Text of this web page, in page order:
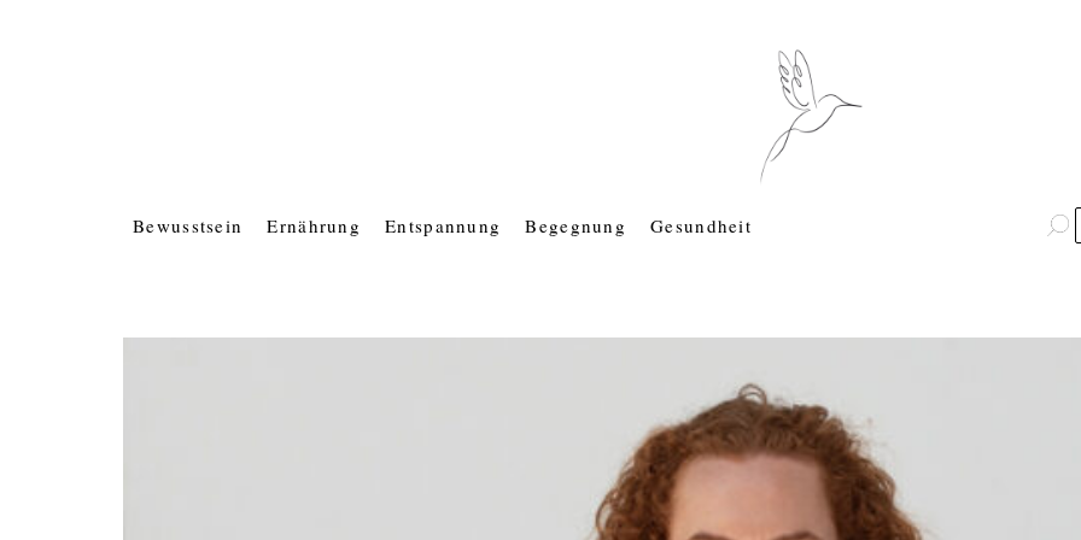
Bewusstsein Ernährung Entspannung Begegnung Gesundheit